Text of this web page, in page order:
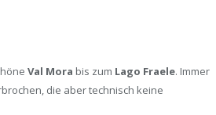
Val Mora bis zum Lago Fraele. Immer
die aber technisch keine